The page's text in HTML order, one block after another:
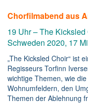
Chorfilmabend aus
19 Uhr – The
Schweden 2020, 17
„The Kicksled Choir“ ist
Regisseurs Torfinn
wichtige Themen, wie
Wohnumfeldern, den
Themen der Ablehnung